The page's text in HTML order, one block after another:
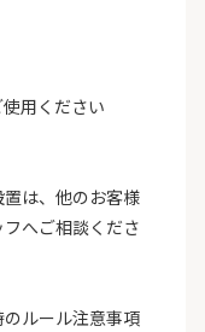
用ください
は、他のお客様
へご相談くださ
ルール注意事項